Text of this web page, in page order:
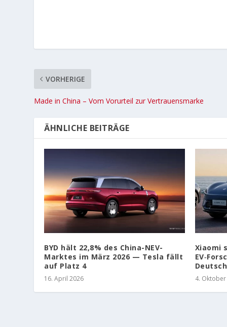
VORHERIGE
Made in China – Vom Vorurteil zur Vertrauensmarke
ÄHNLICHE BEITRÄGE
BYD hält 22,8% des China-NEV-
Marktes im März 2026 — Tesla fällt
auf Platz 4
16. April 2026
Xiaomi
4.